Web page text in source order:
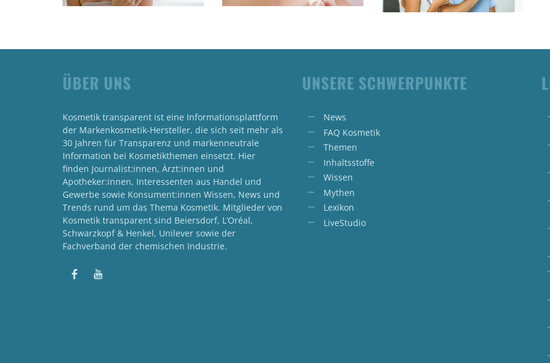
ÜBER UNS
Kosmetik transparent ist eine Informationsplattform
der Markenkosmetik-Hersteller, die sich seit mehr als
30 Jahren für Transparenz und markenneutrale
Information bei Kosmetikthemen einsetzt. Hier
finden Journalist:innen, Ärzt:innen und
Apotheker:innen, Interessenten aus Handel und
Gewerbe sowie Konsument:innen Wissen, News und
Trends rund um das Thema Kosmetik. Mitglieder von
Kosmetik transparent sind Beiersdorf, L’Oréal,
Schwarzkopf & Henkel, Unilever sowie der
Fachverband der chemischen Industrie.
UNSERE SCHWERPUNKTE
News
FAQ Kosmetik
Themen
Inhaltsstoffe
Wissen
Mythen
Lexikon
LiveStudio